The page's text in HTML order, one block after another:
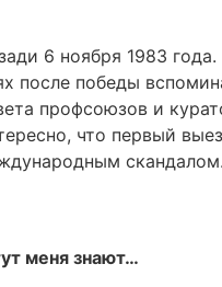
6 ноября 1983
после победы
профсоюзов и
что первый
скандалом.
меня знают…